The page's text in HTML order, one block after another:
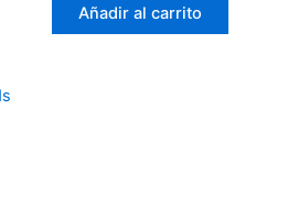
Añadir al carrito